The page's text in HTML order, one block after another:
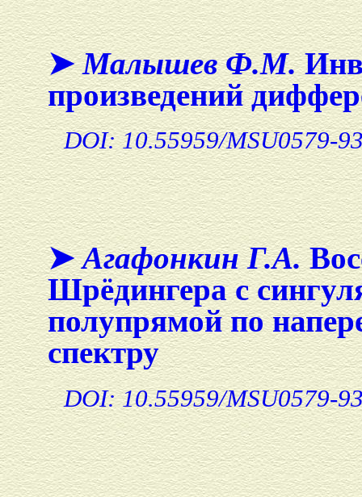
➤Малышев Ф.М.
произведений
DOI: 10.55959/MSU0579-
➤Агафонкин Г.А.
Шрёдингера с
полупрямой по
спектру
DOI: 10.55959/MSU0579-